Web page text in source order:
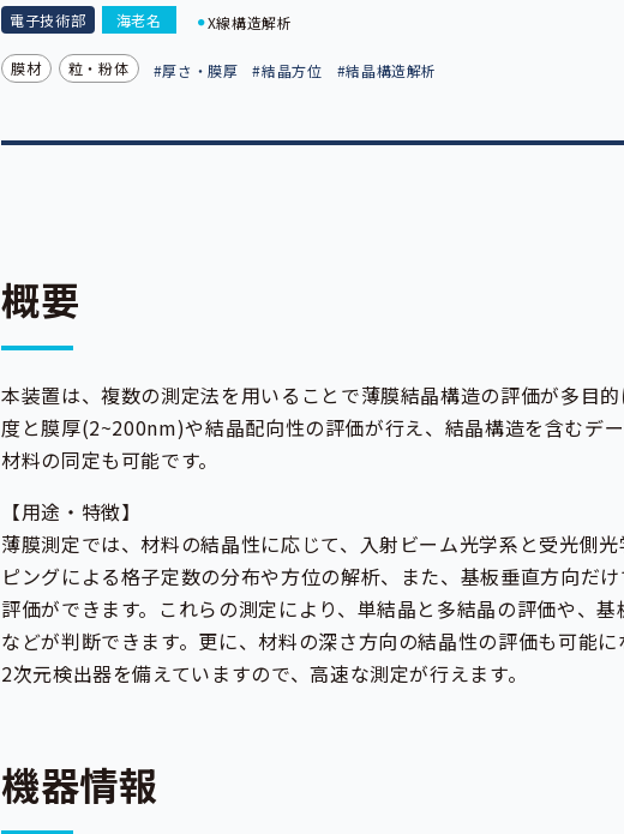
電子技術部 海老名 X線構造解析
膜材 粒・粉体 #厚さ・膜厚 #結晶方位 #結晶構造解析
概要
本装置は、複数の測定法を用いることで薄膜結晶構造の評価が多目
度と膜厚(2~200nm)や結晶配向性の評価が行え、結晶構造を含むデ
材料の同定も可能です。
【用途・特徴】
薄膜測定では、材料の結晶性に応じて、入射ビーム光学系と受光側
ピングによる格子定数の分布や方位の解析、また、基板垂直方向だ
評価ができます。これらの測定により、単結晶と多結晶の評価や、
などが判断できます。更に、材料の深さ方向の結晶性の評価も可能
2次元検出器を備えていますので、高速な測定が行えます。
機器情報